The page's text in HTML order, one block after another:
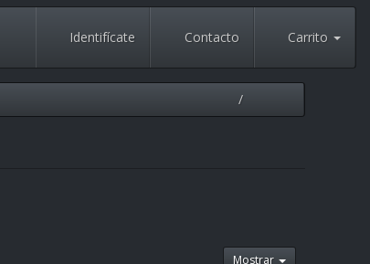
Identifícate Contacto Carrito
Mostrar